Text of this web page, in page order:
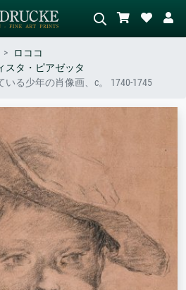
AI画像検索
ロココ
スタ・ピアゼッタ
る少年の肖像画、c。 1740-1745